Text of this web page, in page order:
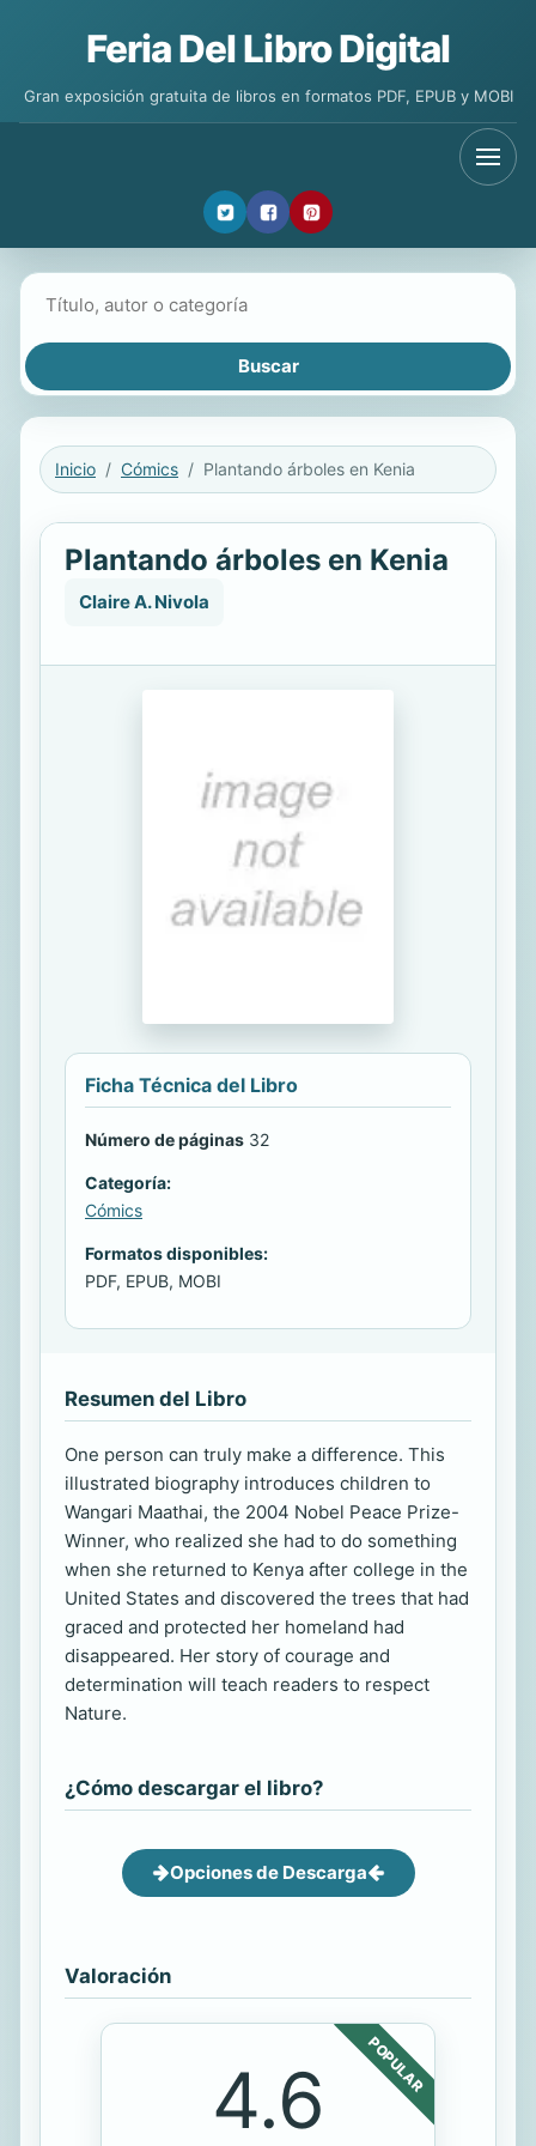
Feria Del Libro Digital
Gran exposición gratuita de libros en formatos PDF, EPUB y MOBI
Inicio Cómics Plantando árboles en Kenia
Plantando árboles en Kenia
Claire A. Nivola
Ficha Técnica del Libro
Número de páginas 32
Categoría:
Cómics
Formatos disponibles:
PDF, EPUB, MOBI
Resumen del Libro
One person can truly make a difference. This
illustrated biography introduces children to
Wangari Maathai, the 2004 Nobel Peace Prize-
Winner, who realized she had to do something
when she returned to Kenya after college in the
United States and discovered the trees that had
graced and protected her homeland had
disappeared. Her story of courage and
determination will teach readers to respect
Nature.
¿Cómo descargar el libro?
Opciones de Descarga
Valoración
POPULAR
4.6